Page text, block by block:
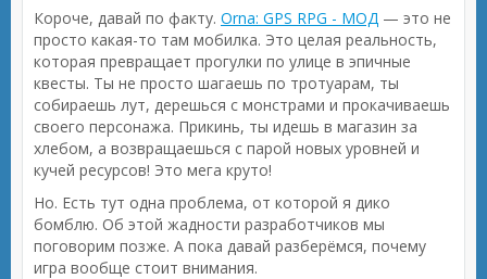
Короче, давай по факту. Orna: GPS RPG - МОД — это не
просто какая-то там мобилка. Это целая реальность,
которая превращает прогулки по улице в эпичные
квесты. Ты не просто шагаешь по тротуарам, ты
собираешь лут, дерешься с монстрами и прокачиваешь
своего персонажа. Прикинь, ты идешь в магазин за
хлебом, а возвращаешься с парой новых уровней и
кучей ресурсов! Это мега круто!
Но. Есть тут одна проблема, от которой я дико
бомблю. Об этой жадности разработчиков мы
поговорим позже. А пока давай разберёмся, почему
игра вообще стоит внимания.